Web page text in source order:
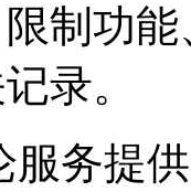
制功
录。
服务提